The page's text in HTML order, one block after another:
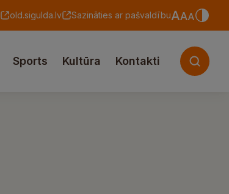
old.sigulda.lv Sazināties ar pašvaldību
Sports Kultūra Kontakti